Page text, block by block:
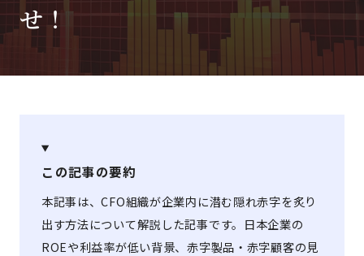
せ！
この記事の要約
本記事は、CFO組織が企業内に潜む隠れ赤字を炙り
出す方法について解説した記事です。日本企業の
ROEや利益率が低い背景、赤字製品・赤字顧客の見